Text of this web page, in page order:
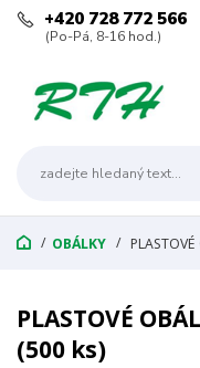
+420 728 772 566
(Po-Pá, 8-16 hod.)
OBÁLKY
PLASTOVÉ
(500 ks)